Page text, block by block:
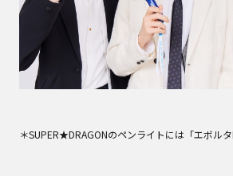
＊SUPER★DRAGONのペンライトには「エボルタ